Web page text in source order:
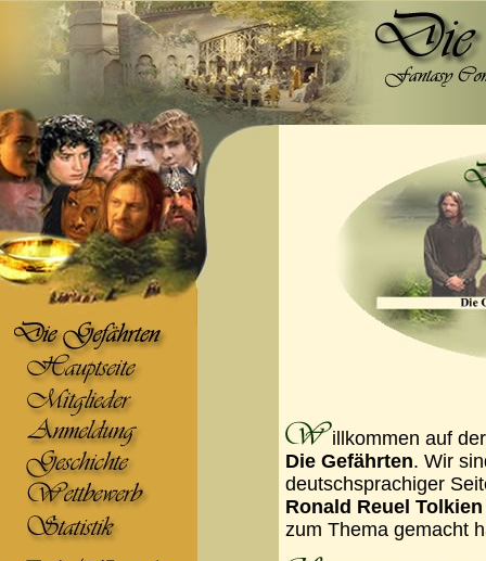
illkommen auf
Die Gefährten. Wir
deutschsprachiger
Ronald Reuel Tolkien
zum Thema gemacht